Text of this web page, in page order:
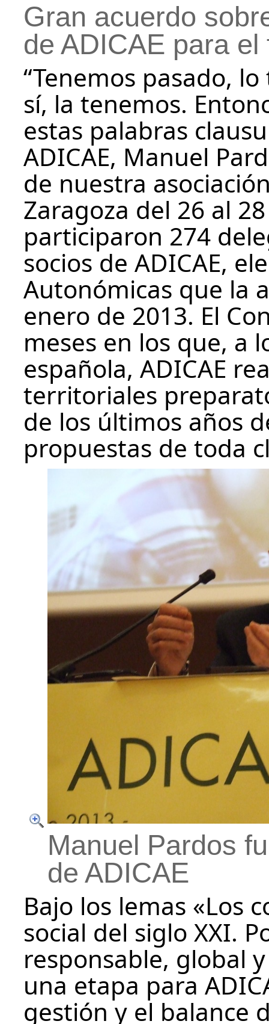
Gran acuerdo
de ADICAE para el
“Tenemos pasado,
sí, la tenemos.
estas palabras
ADICAE, Manuel
de nuestra
Zaragoza del 26 al
participaron 274
socios de ADICAE,
Autonómicas que la
enero de 2013. El
meses en los que, a
española, ADICAE
territoriales
de los últimos años
propuestas de toda
Manuel Pardos
de ADICAE
Bajo los lemas «Los
social del siglo XXI.
responsable, global
una etapa para
gestión y el balance